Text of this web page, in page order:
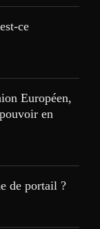
ce
Européen,
en
de portail ?